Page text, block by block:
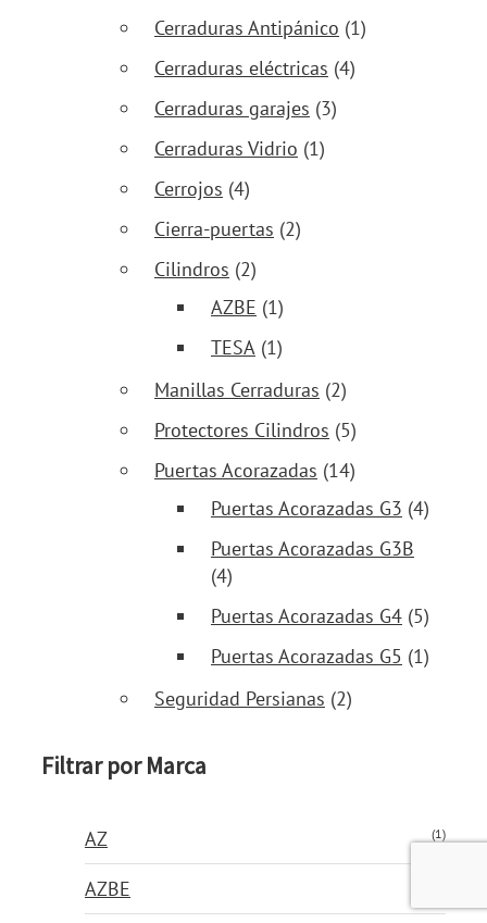
Cerraduras Antipánico (1)
Cerraduras eléctricas (4)
Cerraduras garajes (3)
Cerraduras Vidrio (1)
Cerrojos (4)
Cierra-puertas (2)
Cilindros (2)
AZBE (1)
TESA (1)
Manillas Cerraduras (2)
Protectores Cilindros (5)
Puertas Acorazadas (14)
Puertas Acorazadas G3 (4)
Puertas Acorazadas G3B
(4)
Puertas Acorazadas G4 (5)
Puertas Acorazadas G5 (1)
Seguridad Persianas (2)
Filtrar por Marca
AZ (1)
AZBE